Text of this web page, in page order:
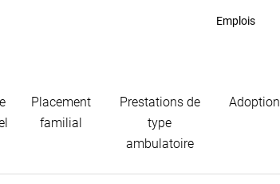
Emplois
Placement
familial
Prestations de
type
ambulatoire
Adoption